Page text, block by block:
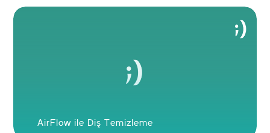
AirFlow ile Diş Temizleme